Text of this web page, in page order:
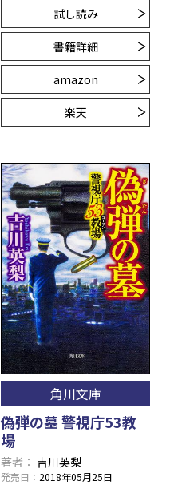
試し読み
書籍詳細
amazon
楽天
角川文庫
偽弾の墓 警視庁53教
場
著者 吉川英梨
発売日 2018年05月25日